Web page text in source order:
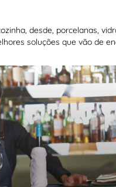
desde, porcelanas,
soluções que vão de